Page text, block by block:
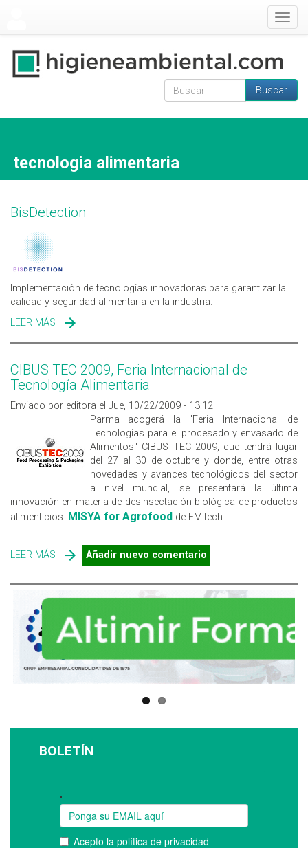
Formulario de
Buscar
tecnologia alimentaria
BisDetection
Implementación de tecnologías innovadoras para garantizar la
calidad y seguridad alimentaria en la industria.
LEER MÁS SOBRE BISDETECTION
CIBUS TEC 2009, Feria Internacional de
Tecnología Alimentaria
Enviado por editora el Jue, 10/22/2009 - 13:12
Parma acogerá la "Feria Internacional de
Tecnologías para el procesado y envasado de
Alimentos" CIBUS TEC 2009, que tendrá lugar
del 27 al 30 de octubre y donde, entre otras
novedades y avances tecnológicos del sector
a nivel mundial, se presentará la última
innovación en materia de desinsectación biológica de productos
alimenticios: MISYA for Agrofood de EMItech.
LEER MÁS SOBRE CIBUS TEC 2009, FERIA INTERNACIONAL DE
TECNOLOGÍA ALIMENTARIA
Añadir nuevo comentario
BOLETÍN